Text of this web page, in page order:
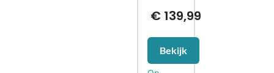
€139,99
Bekijk